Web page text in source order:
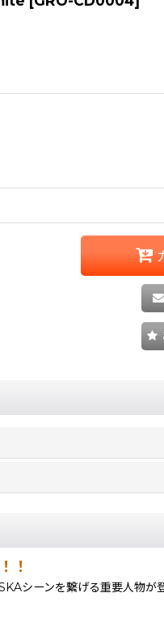
！
シーンを繋げる重要人物